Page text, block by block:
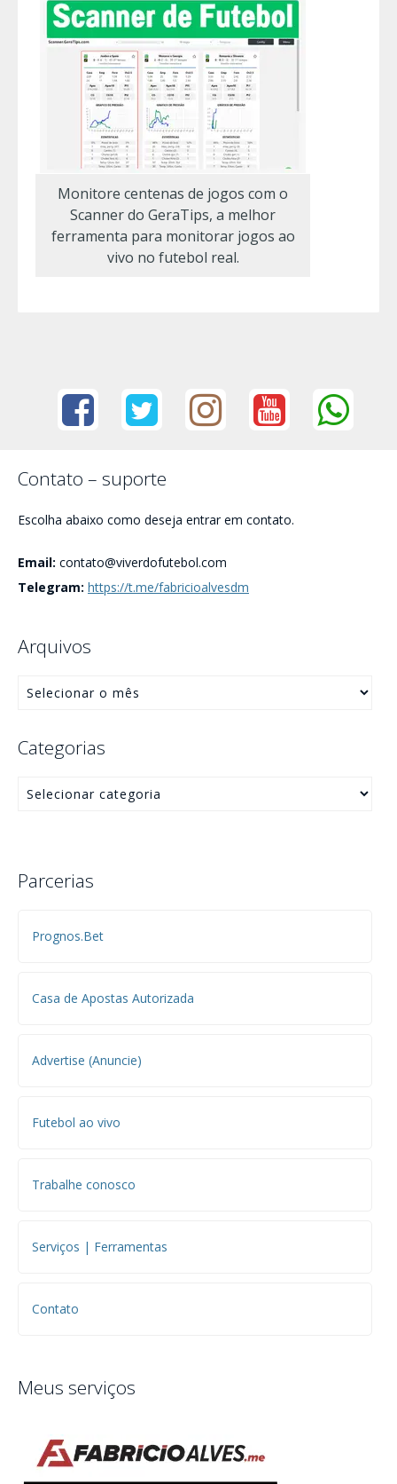
Monitore centenas de jogos com o
Scanner do GeraTips, a melhor
ferramenta para monitorar jogos ao
vivo no futebol real.
Contato – suporte
Escolha abaixo como deseja entrar em contato.
Email: contato@viverdofutebol.com
Telegram: https://t.me/fabricioalvesdm
Arquivos
Categorias
Parcerias
Prognos.Bet
Casa de Apostas Autorizada
Advertise (Anuncie)
Futebol ao vivo
Trabalhe conosco
Serviços | Ferramentas
Contato
Meus serviços